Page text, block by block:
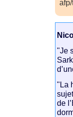
"Je
"La
de